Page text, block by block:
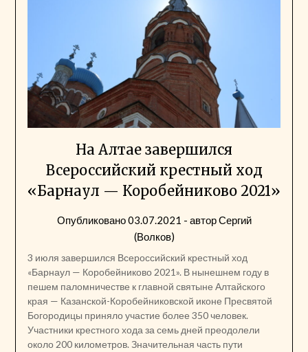
На Алтае завершился
Всероссийский крестный ход
«Барнаул — Коробейниково 2021»
Опубликовано03.07.2021 - авторСергий
(Волков)
3 июля завершился Всероссийский крестный ход
«Барнаул — Коробейниково 2021». В нынешнем году в
пешем паломничестве к главной святыне Алтайского
края — Казанской-Коробейниковской иконе Пресвятой
Богородицы приняло участие более 350 человек.
Участники крестного хода за семь дней преодолели
около 200 километров. Значительная часть пути